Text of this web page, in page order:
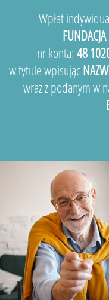
Wpłat
nr konta: 48
w tytule wpisując
wraz z podanym w